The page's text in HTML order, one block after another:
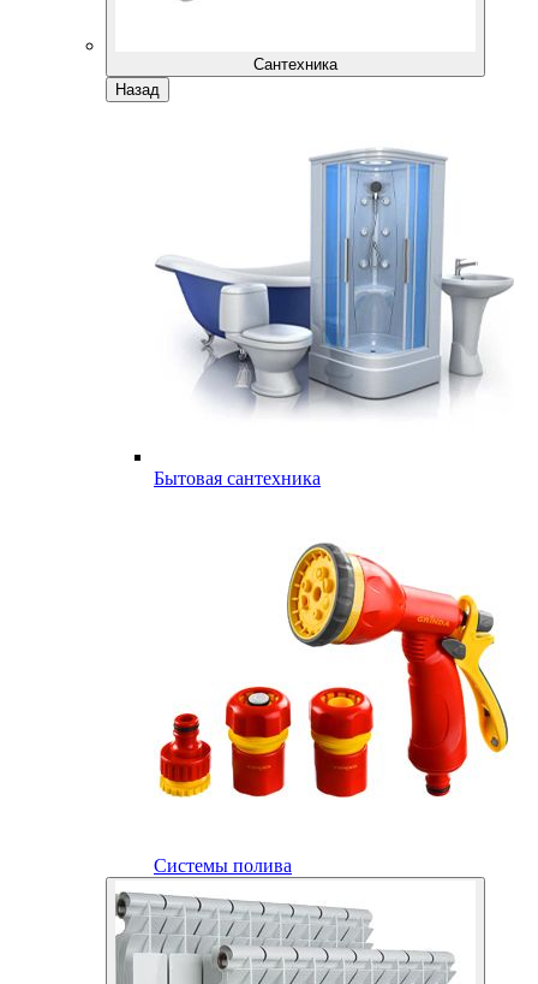
Сантехника
Назад
Бытовая сантехника
Системы полива